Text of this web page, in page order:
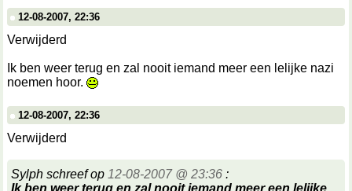
12-08-2007, 22:36
Verwijderd
Ik ben weer terug en zal nooit iemand meer een lelijke nazi
noemen hoor.
12-08-2007, 22:36
Verwijderd
Sylph schreef op 12-08-2007 @ 23:36 :
Ik ben weer terug en zal nooit iemand meer een lelijke